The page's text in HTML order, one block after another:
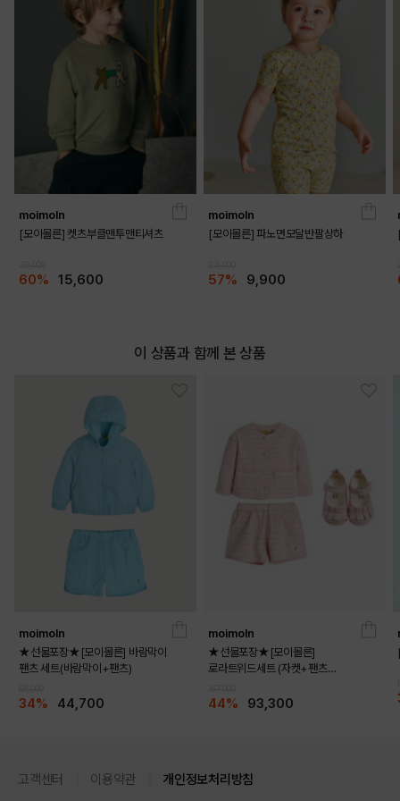
moimoln
[모이몰른] 켓츠부클맨투맨티셔츠
60% 15,600
moimoln
[모이몰른] 파노면모달반팔상하
57% 9,900
이 상품과 함께 본 상품
moimoln
★선물포장★[모이몰른] 바람막이
팬츠 세트(바람막이+팬츠)
34% 44,700
moimoln
★선물포장★[모이몰른]
로라트위드세트 (자켓+팬츠
44% 93,300
고객센터 이용약관 개인정보처리방침